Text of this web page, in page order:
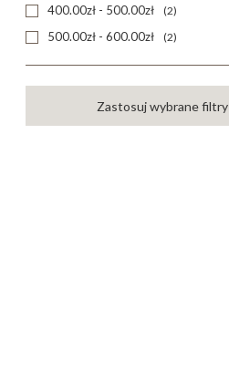
400.00zł - 500.00zł 2
500.00zł - 600.00zł 2
Zastosuj wybrane filtry